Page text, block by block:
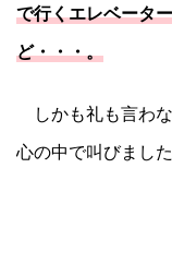
で行くエレベータ
ど・・・。
しかも礼も言わな
心の中で叫びました